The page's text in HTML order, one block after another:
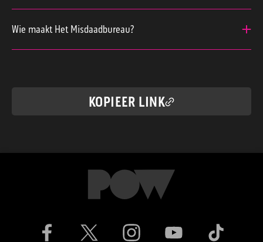
Heb je een vraag voor onze misdaadlijn of wil je
een onderwerp bij ons onder de aandacht
Wie maakt Het Misdaadbureau?
Maaike Timmerman presenteert Het
en Sandra van den Heuvel duiken wekelijks in de
rauwe realiteit van misdaad in Nederland.
KOPIEER LINK